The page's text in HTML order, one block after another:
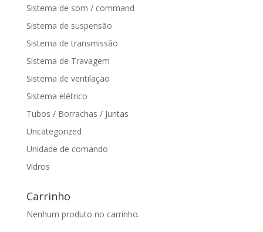
Sistema de som / command
Sistema de suspensão
Sistema de transmissão
Sistema de Travagem
Sistema de ventilação
Sistema elétrico
Tubos / Borrachas / Juntas
Uncategorized
Unidade de comando
Vidros
Carrinho
Nenhum produto no carrinho.